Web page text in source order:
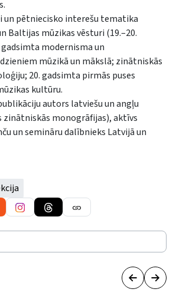
un pētniecisko interešu tematika
Baltijas mūzikas vēsturi (19.–20.
modernisma un
mūzikā un mākslā; zinātniskās
20. gadsimta pirmās puses
kultūru.
autors latviešu un angļu
zinātniskās monogrāfijas), aktīvs
un semināru dalībnieks Latvijā un